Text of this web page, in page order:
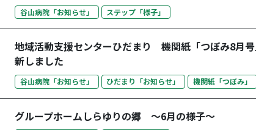
谷山病院「お知らせ」 ステップ「様子」
地域活動支援センターひだまり 機関紙「つぼみ8月
新しました
谷山病院「お知らせ」 ひだまり「お知らせ」 機関紙「つぼみ」
グループホームしらゆりの郷 ～6月の様子～